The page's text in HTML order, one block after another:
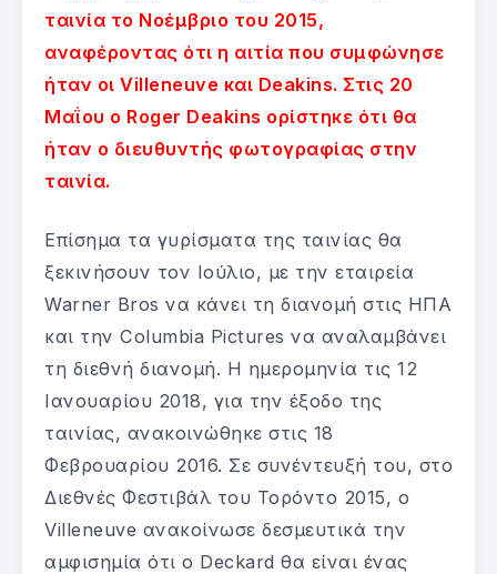
ταινία το Νοέμβριο του 2015,
αναφέροντας ότι η αιτία που συμφώνησε
ήταν οι Villeneuve και Deakins. Στις 20
Μαΐου ο Roger Deakins ορίστηκε ότι θα
ήταν ο διευθυντής φωτογραφίας στην
ταινία.
Επίσημα τα γυρίσματα της ταινίας θα
ξεκινήσουν τον Ιούλιο, με την εταιρεία
Warner Bros να κάνει τη διανομή στις ΗΠΑ
και την Columbia Pictures να αναλαμβάνει
τη διεθνή διανομή. Η ημερομηνία τις 12
Ιανουαρίου 2018, για την έξοδο της
ταινίας, ανακοινώθηκε στις 18
Φεβρουαρίου 2016. Σε συνέντευξή του, στο
Διεθνές Φεστιβάλ του Τορόντο 2015, ο
Villeneuve ανακοίνωσε δεσμευτικά την
αμφισημία ότι ο Deckard θα είναι ένας